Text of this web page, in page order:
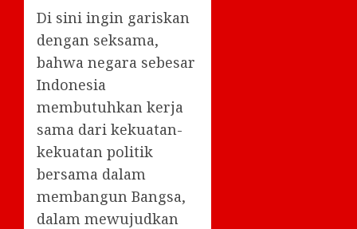
Di sini ingin gariskan
dengan seksama,
bahwa negara sebesar
Indonesia
membutuhkan kerja
sama dari kekuatan-
kekuatan politik
bersama dalam
membangun Bangsa,
dalam mewujudkan